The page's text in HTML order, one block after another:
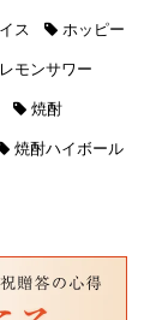
ス ホッピー
レモンサワー
焼酎
焼酎ハイボール